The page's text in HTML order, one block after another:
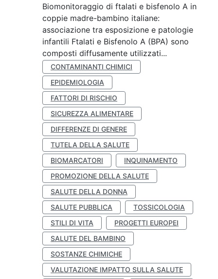
Biomonitoraggio di ftalati e bisfenolo A in
coppie madre-bambino italiane:
associazione tra esposizione e patologie
infantili Ftalati e Bisfenolo A (BPA) sono
composti diffusamente utilizzati...
CONTAMINANTI CHIMICI
EPIDEMIOLOGIA
FATTORI DI RISCHIO
SICUREZZA ALIMENTARE
DIFFERENZE DI GENERE
TUTELA DELLA SALUTE
BIOMARCATORI
INQUINAMENTO
PROMOZIONE DELLA SALUTE
SALUTE DELLA DONNA
SALUTE PUBBLICA
TOSSICOLOGIA
STILI DI VITA
PROGETTI EUROPEI
SALUTE DEL BAMBINO
SOSTANZE CHIMICHE
VALUTAZIONE IMPATTO SULLA SALUTE